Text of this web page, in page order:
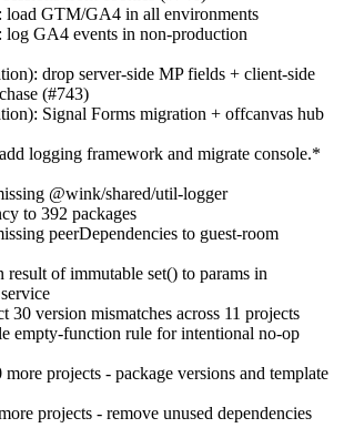
load GTM/GA4 in all environments
log GA4 events in non-production
drop server-side MP fields + client-side
(#743)
Signal Forms migration + offcanvas hub
logging framework and migrate console.*
@wink/shared/util-logger
to 392 packages
peerDependencies to guest-room
result of immutable set() to params in
30 version mismatches across 11 projects
empty-function rule for intentional no-op
projects - package versions and template
projects - remove unused dependencies